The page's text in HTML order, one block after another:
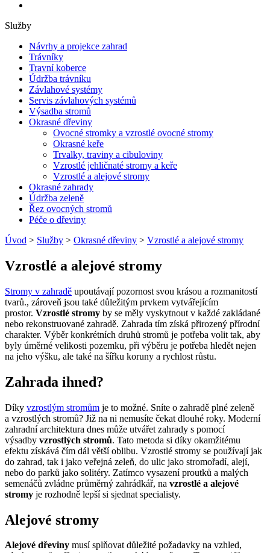
Služby
Návrhy a projekce zahrad
Trávníky
Travní koberce
Údržba trávníku
Závlahové systémy
Servis závlahových systémů
Výsadba stromů
Okrasné dřeviny
Ovocné stromky a vzrostlé ovocné stromy
Okrasné keře
Trvalky, traviny a cibuloviny
Vzrostlé jehličnaté stromy a keře
Vzrostlé a alejové stromy
Okrasné zahrady
Údržba zeleně
Řez ovocných stromů
Péče o dřeviny
Úvod > Služby > Okrasné dřeviny > Vzrostlé a alejové stromy
Vzrostlé a alejové stromy
Stromy v zahradě upoutávají pozornost svou krásou a rozmanitostí
tvarů., zároveň jsou také důležitým prvkem vytvářejícím
prostor. Vzrostlé stromy by se měly vyskytnout v každé zakládané
nebo rekonstruované zahradě. Zahrada tím získá přirozený přírodní
charakter. Výběr konkrétních druhů stromů je potřeba volit tak, aby
byly úměrné velikosti pozemku, při výběru je potřeba hledět nejen
na jeho výšku, ale také na šířku koruny a rychlost růstu.
Zahrada ihned?
Díky vzrostlým stromům je to možné. Sníte o zahradě plné zeleně
a vzrostlých stromů? Již na ni nemusíte čekat dlouhé roky. Moderní
zahradní architektura dnes může utvářet zahrady s pomocí
výsadby vzrostlých stromů. Tato metoda si díky okamžitému
efektu získává čím dál větší oblibu. Vzrostlé stromy se používají jak
do zahrad, tak i jako veřejná zeleň, do ulic jako stromořadí, alejí,
nebo do parků jako solitéry. Zatímco vysazení proutků a malých
semenáčů zvládne průměrný zahrádkář, na vzrostlé a alejové
stromy je rozhodně lepší si sjednat specialisty.
Alejové stromy
Alejové dřeviny musí splňovat důležité požadavky na vzhled,